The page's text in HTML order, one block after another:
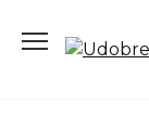
содержанию